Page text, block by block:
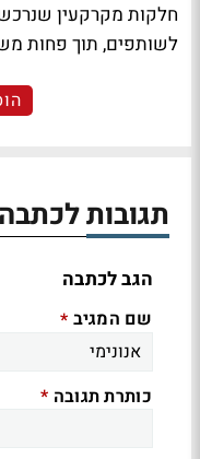
חלקות מקרקעין
לשותפים, תוך פחות
תגובות
הגב לכתבה
שם המגיב *
כותרת תגובה *